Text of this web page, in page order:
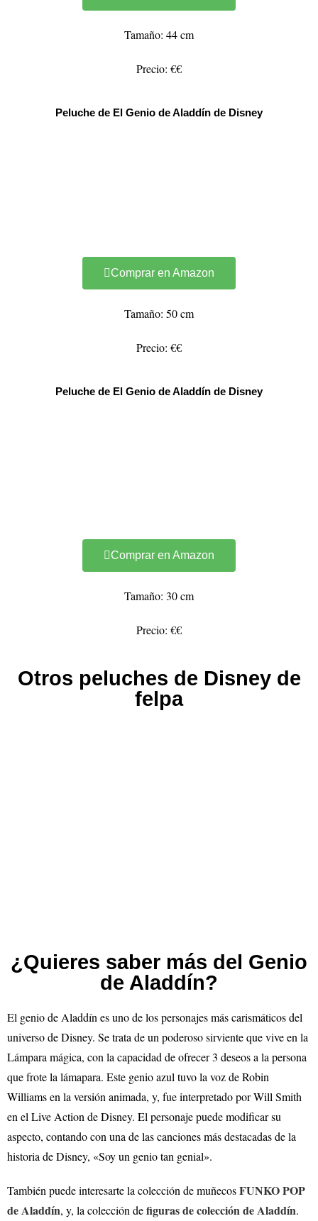
Tamaño: 44 cm
Precio: €€
Peluche de El Genio de Aladdín de Disney
Comprar en Amazon
Tamaño: 50 cm
Precio: €€
Peluche de El Genio de Aladdín de Disney
Comprar en Amazon
Tamaño: 30 cm
Precio: €€
Otros peluches de Disney de
felpa
¿Quieres saber más del Genio
de Aladdín?
El genio de Aladdín es uno de los personajes más carismáticos del
universo de Disney. Se trata de un poderoso sirviente que vive en la
Lámpara mágica, con la capacidad de ofrecer 3 deseos a la persona
que frote la lámapara. Este genio azul tuvo la voz de Robin
Williams en la versión animada, y, fue interpretado por Will Smith
en el Live Action de Disney. El personaje puede modificar su
aspecto, contando con una de las canciones más destacadas de la
historia de Disney, «Soy un genio tan genial».
También puede interesarte la colección de muñecosFUNKO POP
de Aladdín, y, la colección defiguras de colección de Aladdín.